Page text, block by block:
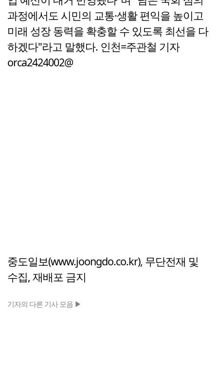
과정에서도 시민의 교통·생활 편익을 높이고
미래 성장 동력을 확충할 수 있도록 최선을 다
하겠다"라고 말했다. 인천=주관철 기자
orca2424002@
중도일보(www.joongdo.co.kr), 무단전재 및
수집, 재배포 금지
기자의 다른 기사 모음 ▶